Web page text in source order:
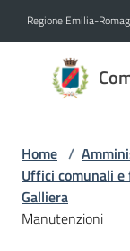
Regione Emilia-
Comune
di
AL
CIVILE
Home /
Uffici comunali
Galliera
Manutenzioni